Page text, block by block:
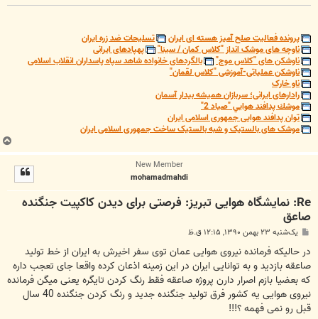
پرونده فعالیت صلح آمیز هسته ای ایران
تسلیحات ضد زره ایران
ناوچه های موشک انداز "کلاس کمان / سینا"
پهپادهای ایرانی
ناوشکن های "کلاس موج"
بالگردهای خانواده شاهد سپاه پاسداران انقلاب اسلامی
ناوشکن عملیاتی-آموزشی "کلاس لقمان"
ناو خارک
رادارهای ایرانی؛ سربازان همیشه بیدار آسمان
موشك پدافند هوايي "صياد 2"
توان پدافند هوایی جمهوری اسلامی ایران
موشک های بالستیک و شبه بالستیک ساخت جمهوری اسلامی ایران
ب
ا
New Member
mohamadmahdi
Re: نمایشگاه هوایی تبریز: فرصتی برای دیدن کاکپیت جنگنده
صاعق
پ
ت
یک‌شنبه ۲۳ بهمن ۱۳۹۰, ۱۲:۱۵ ق.ظ
در حالیکه فرمانده نیروی هوایی عمان توی سفر اخیرش به ایران از خط تولید
صاعقه بازدید و به توانایی ایران در این زمینه اذعان کرده واقعا جای تعجب داره
که بعضیا بازم اصرار دارن پروژه صاعقه فقط رنگ کردن تایگره یعنی میگن فرمانده
نیروی هوایی یه کشور فرق تولید جنگنده جدید و رنگ کردن جنگنده 40 سال
قبل رو نمی فهمه ؟!!!